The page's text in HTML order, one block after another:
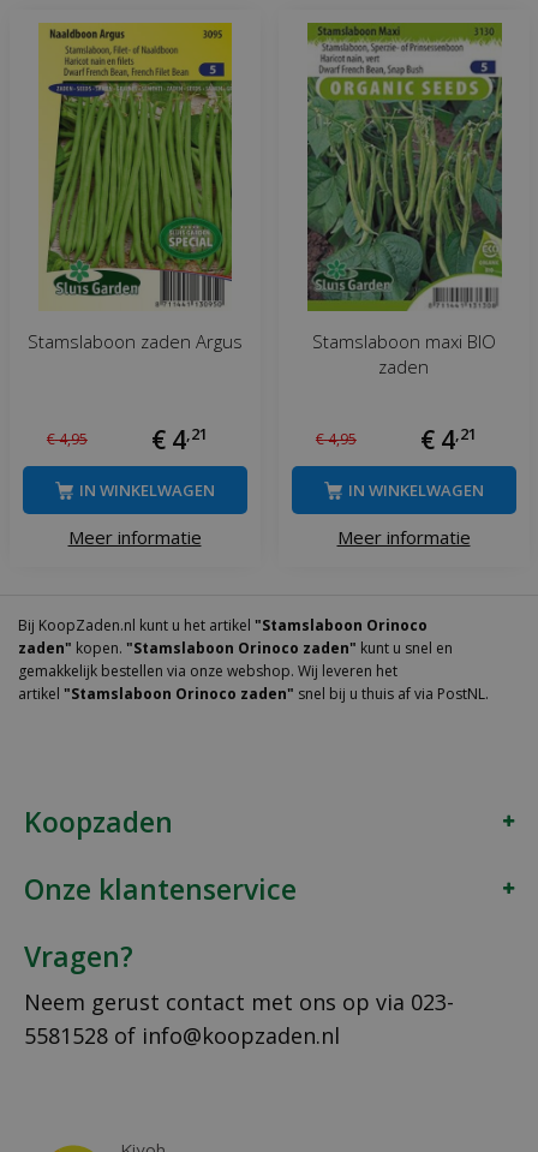
Stamslaboon zaden Argus
€4,95 € 4,21
Meer informatie
IN WINKELWAGEN
Stamslaboon maxi BIO
zaden
€4,95 € 4,21
Meer informatie
IN WINKELWAGEN
Bij KoopZaden.nl kunt u het artikel "Stamslaboon Orinoco
zaden" kopen. "Stamslaboon Orinoco zaden" kunt u snel en
gemakkelijk bestellen via onze webshop. Wij leveren het
artikel "Stamslaboon Orinoco zaden" snel bij u thuis af via PostNL.
Koopzaden
Onze klantenservice
Vragen?
Neem gerust contact met ons op via 023-
5581528 of info@koopzaden.nl